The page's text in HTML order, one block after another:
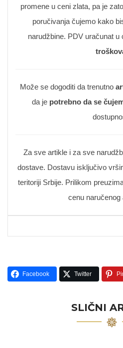
promene u ceni zlata, pa je
poručivanja čujemo kako
narudžbine. PDV uračunat u
Može se dogoditi da trenutno
da je potrebno da se
Za sve artikle i za sve
dostave. Dostavu isključivo
teritoriji Srbije. Prilikom
cenu naručenog
Facebook Twitter
SLIČNI